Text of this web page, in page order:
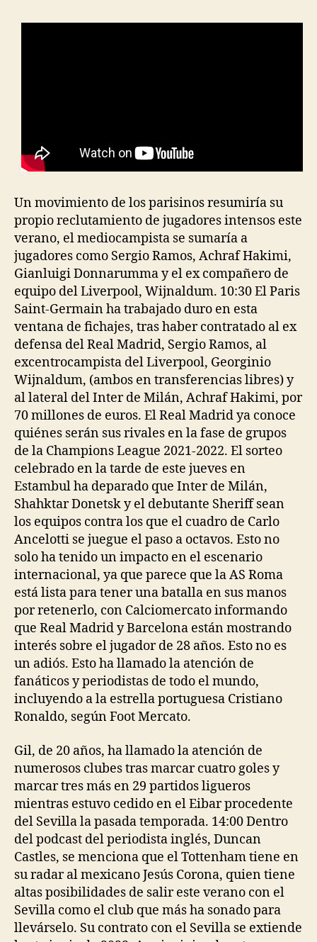
Un movimiento de los parisinos resumiría su
propio reclutamiento de jugadores intensos este
verano, el mediocampista se sumaría a
jugadores como Sergio Ramos, Achraf Hakimi,
Gianluigi Donnarumma y el ex compañero de
equipo del Liverpool, Wijnaldum. 10:30 El Paris
Saint-Germain ha trabajado duro en esta
ventana de fichajes, tras haber contratado al ex
defensa del Real Madrid, Sergio Ramos, al
excentrocampista del Liverpool, Georginio
Wijnaldum, (ambos en transferencias libres) y
al lateral del Inter de Milán, Achraf Hakimi, por
70 millones de euros. El Real Madrid ya conoce
quiénes serán sus rivales en la fase de grupos
de la Champions League 2021-2022. El sorteo
celebrado en la tarde de este jueves en
Estambul ha deparado que Inter de Milán,
Shahktar Donetsk y el debutante Sheriff sean
los equipos contra los que el cuadro de Carlo
Ancelotti se juegue el paso a octavos. Esto no
solo ha tenido un impacto en el escenario
internacional, ya que parece que la AS Roma
está lista para tener una batalla en sus manos
por retenerlo, con Calciomercato informando
que Real Madrid y Barcelona están mostrando
interés sobre el jugador de 28 años. Esto no es
un adiós. Esto ha llamado la atención de
fanáticos y periodistas de todo el mundo,
incluyendo a la estrella portuguesa Cristiano
Ronaldo, según Foot Mercato.
Gil, de 20 años, ha llamado la atención de
numerosos clubes tras marcar cuatro goles y
marcar tres más en 29 partidos ligueros
mientras estuvo cedido en el Eibar procedente
del Sevilla la pasada temporada. 14:00 Dentro
del podcast del periodista inglés, Duncan
Castles, se menciona que el Tottenham tiene en
su radar al mexicano Jesús Corona, quien tiene
altas posibilidades de salir este verano con el
Sevilla como el club que más ha sonado para
llevárselo. Su contrato con el Sevilla se extiende